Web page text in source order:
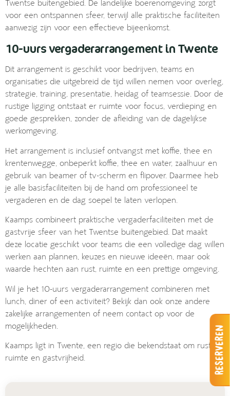
Twentse buitengebied. De landelijke boerenomgeving zorgt
voor een ontspannen sfeer, terwijl alle praktische faciliteiten
aanwezig zijn voor een effectieve bijeenkomst.
10-uurs vergaderarrangement in Twente
Dit arrangement is geschikt voor bedrijven, teams en
organisaties die uitgebreid de tijd willen nemen voor overleg,
strategie, training, presentatie, heidag of teamsessie. Door de
rustige ligging ontstaat er ruimte voor focus, verdieping en
goede gesprekken, zonder de afleiding van de dagelijkse
werkomgeving.
Het arrangement is inclusief ontvangst met koffie, thee en
krentenwegge, onbeperkt koffie, thee en water, zaalhuur en
gebruik van beamer of tv-scherm en flipover. Daarmee heb
je alle basisfaciliteiten bij de hand om professioneel te
vergaderen en de dag soepel te laten verlopen.
Kaamps combineert praktische vergaderfaciliteiten met de
gastvrije sfeer van het Twentse buitengebied. Dat maakt
deze locatie geschikt voor teams die een volledige dag willen
werken aan plannen, keuzes en nieuwe ideeën, maar ook
waarde hechten aan rust, ruimte en een prettige omgeving.
Wil je het 10-uurs vergaderarrangement combineren met
lunch, diner of een activiteit? Bekijk dan ook onze andere
zakelijke arrangementen of neem contact op voor de
mogelijkheden.
Kaamps ligt in Twente, een regio die bekendstaat om rust,
ruimte en gastvrijheid.
Reserveren